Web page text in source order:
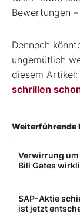
Bewertungen
Dennoch
ungemütlich
diesem Artikel:
schrillen
Weiterführende
Verwirrung
Bill Gates
SAP-Aktie
ist jetzt